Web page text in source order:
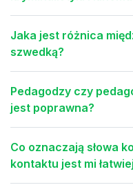
Jaka jest różnica
szwedką?
Pedagodzy czy
jest poprawna?
Co oznaczają słowa
kontaktu jest mi